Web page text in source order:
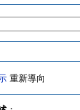
重新導向